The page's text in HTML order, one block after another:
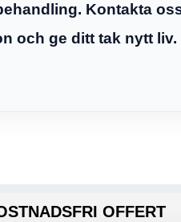
Kontakta
och ge ditt tak nytt liv.
OFFERT